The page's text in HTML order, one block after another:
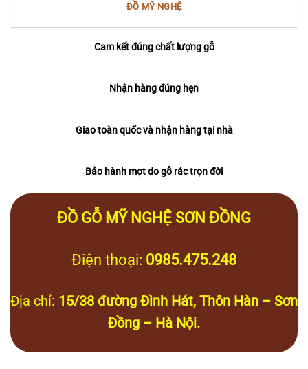
ĐỒ MỸ NGHỆ
Cam kết đúng chất lượng gỗ
Nhận hàng đúng hẹn
Giao toàn quốc và nhận hàng tại nhà
Bảo hành mọt do gỗ rác trọn đời
ĐỒ GỖ MỸ NGHỆ SƠN ĐỒNG
Điện thoại: 0985.475.248
Địa chỉ: 15/38 đường Đình Hát, Thôn Hàn – Sơn
Đồng – Hà Nội.